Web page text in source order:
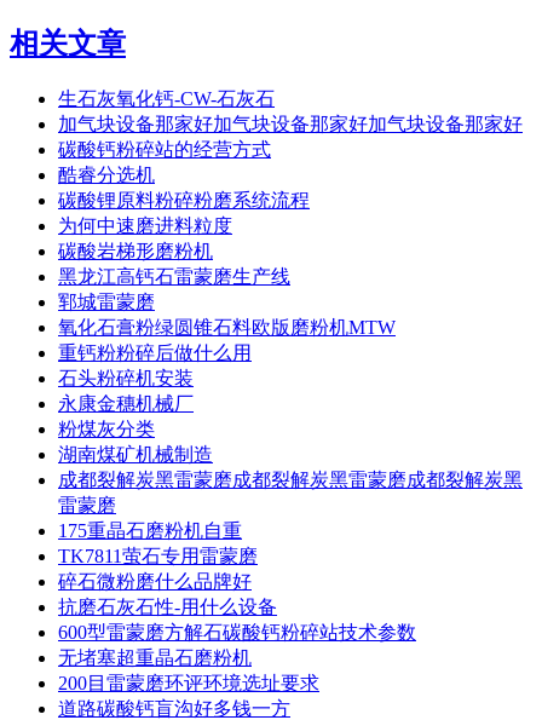
相关文章
生石灰氧化钙-CW-石灰石
加气块设备那家好加气块设备那家好加气块设备那家好
碳酸钙粉碎站的经营方式
酷睿分选机
碳酸锂原料粉碎粉磨系统流程
为何中速磨进料粒度
碳酸岩梯形磨粉机
黑龙江高钙石雷蒙磨生产线
郓城雷蒙磨
氧化石膏粉绿圆锥石料欧版磨粉机MTW
重钙粉粉碎后做什么用
石头粉碎机安装
永康金穗机械厂
粉煤灰分类
湖南煤矿机械制造
成都裂解炭黑雷蒙磨成都裂解炭黑雷蒙磨成都裂解炭黑
雷蒙磨
175重晶石磨粉机自重
TK7811萤石专用雷蒙磨
碎石微粉磨什么品牌好
抗磨石灰石性-用什么设备
600型雷蒙磨方解石碳酸钙粉碎站技术参数
无堵塞超重晶石磨粉机
200目雷蒙磨环评环境选址要求
道路碳酸钙盲沟好多钱一方